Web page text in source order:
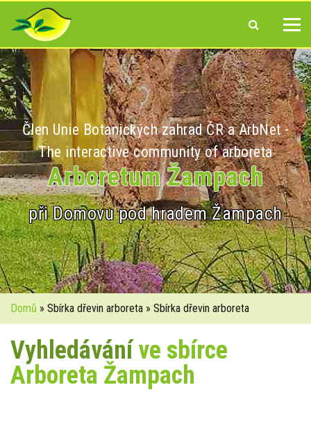
Člen Unie Botanických zahrad ČR a ArbNet -
The interactive community of arboreta
Arboretum Žampach
při Domovu pod hradem Žampach
Domů » Sbírka dřevin arboreta » Sbírka dřevin arboreta
Vyhledáváníve sbírce
Arboreta Žampach